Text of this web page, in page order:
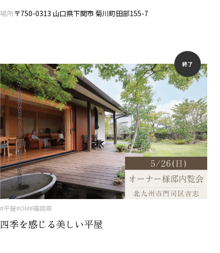
場所〒750-0313 山口県下関市 菊川町田部155-7
終了
#平屋#OM#福岡県
四季を感じる美しい平屋